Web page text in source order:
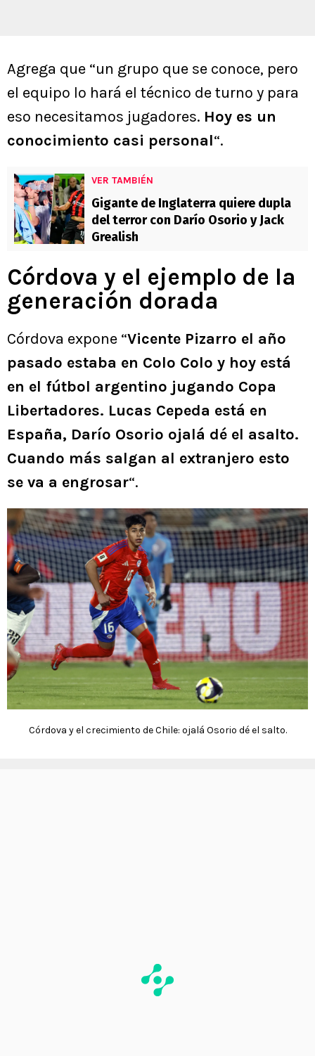
Agrega que “un grupo que se conoce, pero
el equipo lo hará el técnico de turno y para
eso necesitamos jugadores. Hoy es un
conocimiento casi personal“.
VER TAMBIÉN
Gigante de Inglaterra quiere dupla
del terror con Darío Osorio y Jack
Grealish
Córdova y el ejemplo de la
generación dorada
Córdova expone “Vicente Pizarro el año
pasado estaba en Colo Colo y hoy está
en el fútbol argentino jugando Copa
Libertadores. Lucas Cepeda está en
España, Darío Osorio ojalá dé el asalto.
Cuando más salgan al extranjero esto
se va a engrosar“.
Córdova y el crecimiento de Chile: ojalá Osorio dé el salto.